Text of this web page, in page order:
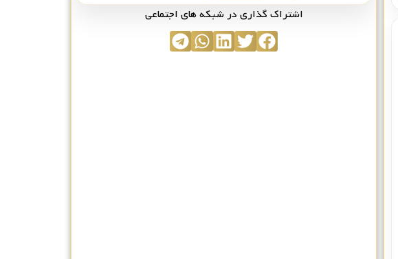
اشتراک گذاری در شبکه های اجتماعی